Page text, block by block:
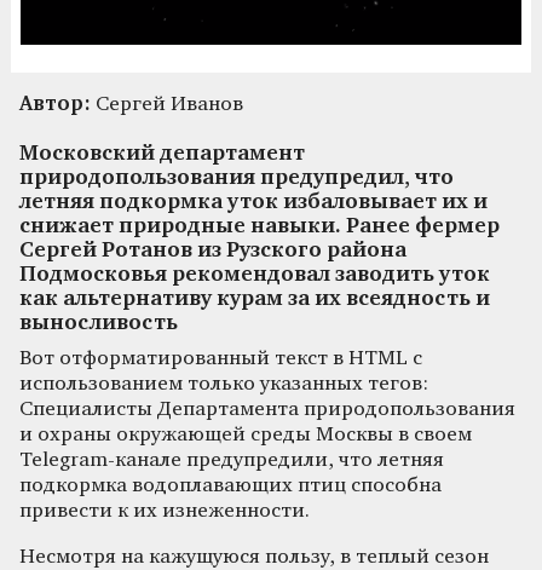
Автор: Сергей Иванов
Московский департамент
природопользования предупредил, что
летняя подкормка уток избаловывает их и
снижает природные навыки. Ранее фермер
Сергей Ротанов из Рузского района
Подмосковья рекомендовал заводить уток
как альтернативу курам за их всеядность и
выносливость
Вот отформатированный текст в HTML с
использованием только указанных тегов:
Специалисты Департамента природопользования
и охраны окружающей среды Москвы в своем
Telegram-канале предупредили, что летняя
подкормка водоплавающих птиц способна
привести к их изнеженности.
Несмотря на кажущуюся пользу, в теплый сезон